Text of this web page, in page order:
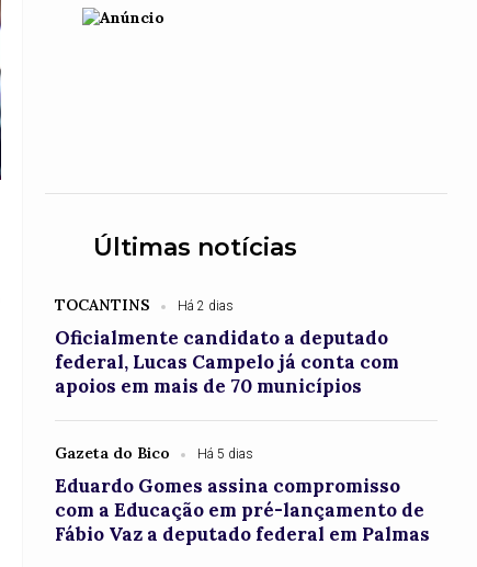
Últimas notícias
TOCANTINS Há 2 dias
Oficialmente candidato a deputado
federal, Lucas Campelo já conta com
apoios em mais de 70 municípios
Gazeta do Bico Há 5 dias
Eduardo Gomes assina compromisso
com a Educação em pré-lançamento de
Fábio Vaz a deputado federal em Palmas